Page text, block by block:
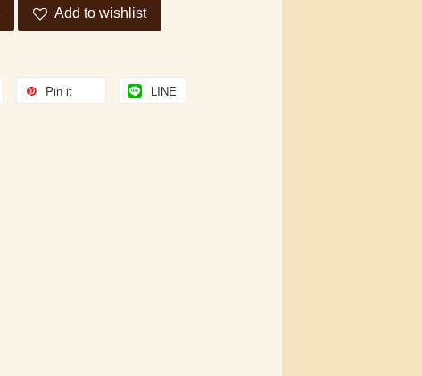
Add to wishlist
Pin it LINE